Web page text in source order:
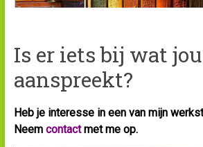
Is er iets bij wat jou
aanspreekt?
Heb je interesse in een van mijn
Neem contactmet me op.